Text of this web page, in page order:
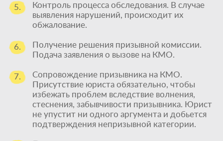
5.
Контроль процесса обследования. В случае
выявления нарушений, происходит их
обжалование.
6.
Получение решения призывной комиссии.
Подача заявления о вызове на КМО.
7.
Сопровождение призывника на КМО.
Присутствие юриста обязательно, чтобы
избежать проблем вследствие волнения,
стеснения, забывчивости призывника. Юрист
не упустит ни одного аргумента и добьется
подтверждения непризывной категории.